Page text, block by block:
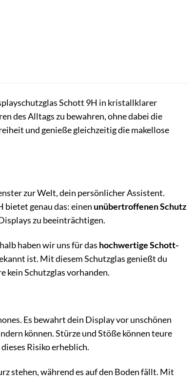
Schott 9H in kristallklarer
des Alltags zu bewahren, ohne dabei die
und genieße gleichzeitig die makellose
zur Welt, dein persönlicher Assistent.
bietet genau das: einen unübertroffenen Schutz
zu beeinträchtigen.
haben wir uns für das hochwertige Schott-
ist. Mit diesem Schutzglas genießt du
kein Schutzglas vorhanden.
Es bewahrt dein Display vor unschönen
können. Stürze und Stöße können teure
Risiko erheblich.
stehen, während es auf den Boden fällt. Mit